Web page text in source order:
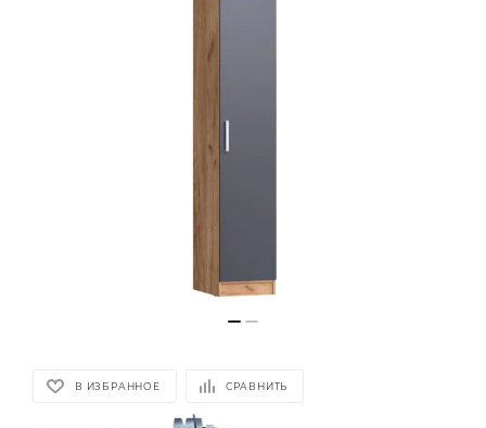
В ИЗБРАННОЕ СРАВНИТЬ